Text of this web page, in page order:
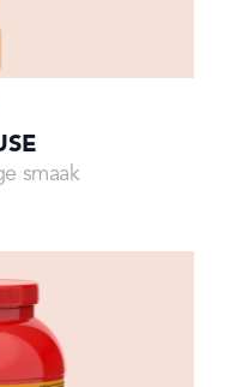
smaak